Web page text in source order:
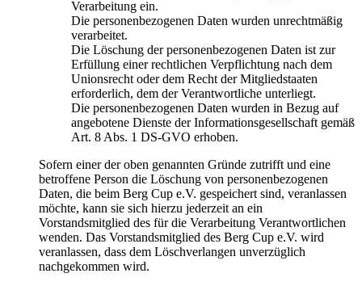
Verarbeitung ein.
Die personenbezogenen Daten wurden unrechtmäßig
verarbeitet.
Die Löschung der personenbezogenen Daten ist zur
Erfüllung einer rechtlichen Verpflichtung nach dem
Unionsrecht oder dem Recht der Mitgliedstaaten
erforderlich, dem der Verantwortliche unterliegt.
Die personenbezogenen Daten wurden in Bezug auf
angebotene Dienste der Informationsgesellschaft gemäß
Art. 8 Abs. 1 DS-GVO erhoben.
Sofern einer der oben genannten Gründe zutrifft und eine
betroffene Person die Löschung von personenbezogenen
Daten, die beim Berg Cup e.V. gespeichert sind, veranlassen
möchte, kann sie sich hierzu jederzeit an ein
Vorstandsmitglied des für die Verarbeitung Verantwortlichen
wenden. Das Vorstandsmitglied des Berg Cup e.V. wird
veranlassen, dass dem Löschverlangen unverzüglich
nachgekommen wird.